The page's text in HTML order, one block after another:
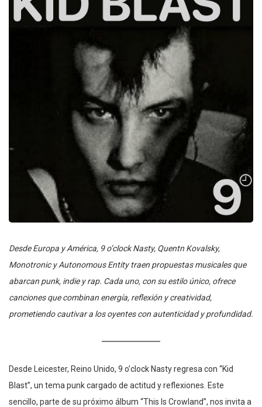
Desde Europa y América, 9 o’clock Nasty, Quentn Kovalsky,
Monotronic y Autonomous Entity traen propuestas musicales que
abarcan punk, indie y rap. Cada uno, con su estilo único, ofrece
canciones que combinan energía, reflexión y creatividad,
prometiendo cautivar a los oyentes con autenticidad y profundidad.
Desde Leicester, Reino Unido, 9 o’clock Nasty regresa con “Kid
Blast”, un tema punk cargado de actitud y reflexiones. Este
sencillo, parte de su próximo álbum “This Is Crowland”, nos invita a